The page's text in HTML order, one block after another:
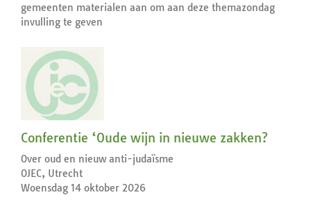
gemeenten materialen aan om aan deze themazondag
invulling te geven
Conferentie ‘Oude wijn in nieuwe zakken?
Over oud en nieuw anti-judaïsme
OJEC, Utrecht
Woensdag 14 oktober 2026